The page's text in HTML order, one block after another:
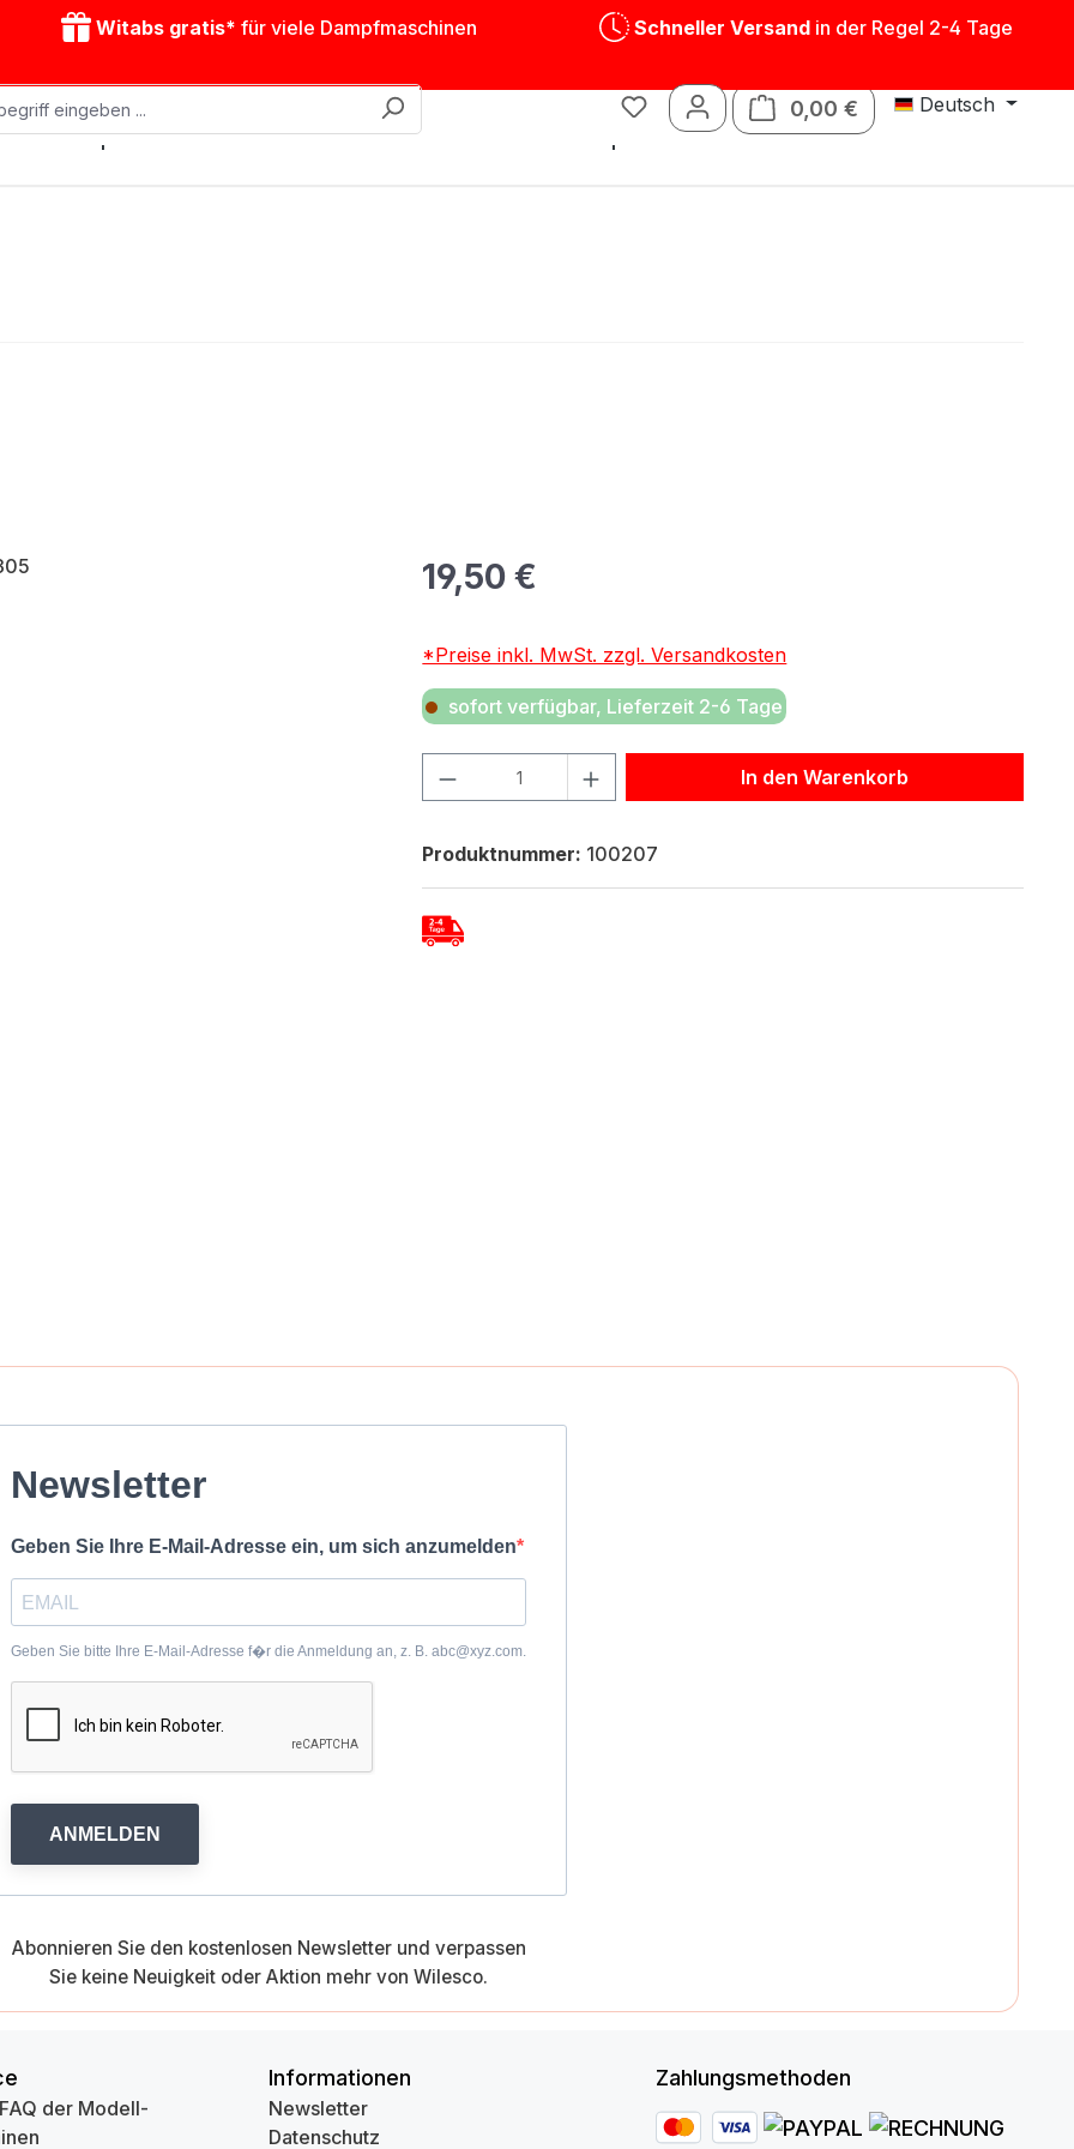
Witabs gratis* für viele Dampfmaschinen Schneller Versandin der Regel 2-4 Tage
0,00 € Warenkorb enthält 0
Deutsch
Dampfmaschinen Zubehör Antriebsmodelle Blechspielwaren Ersatzteile
Regulärer Preis:
19,50 €
*Preise inkl. MwSt. zzgl. Versandkosten
sofort verfügbar, Lieferzeit 2-6 Tage
Produkt Anzahl: Gib den gewünschten Wert ein oder benutze die
In den Warenkorb
Produktnummer: 100207
Newsletter
Geben Sie Ihre E-Mail-Adresse ein, um sich anzumelden
Geben Sie bitte Ihre E-Mail-Adresse f�r die Anmeldung an, z. B. abc@xyz.com.
ANMELDEN
Abonnieren Sie den kostenlosen Newsletter und verpassen
Sie keine Neuigkeit oder Aktion mehr von Wilesco.
der Modell-
Informationen
Newsletter
Datenschutz
Zahlungsmethoden